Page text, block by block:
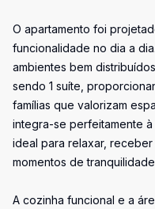
O apartamento foi
funcionalidade no dia a
ambientes bem
sendo 1 suíte,
famílias que valorizam
integra-se perfeitamente
ideal para relaxar,
momentos de
A cozinha funcional e a